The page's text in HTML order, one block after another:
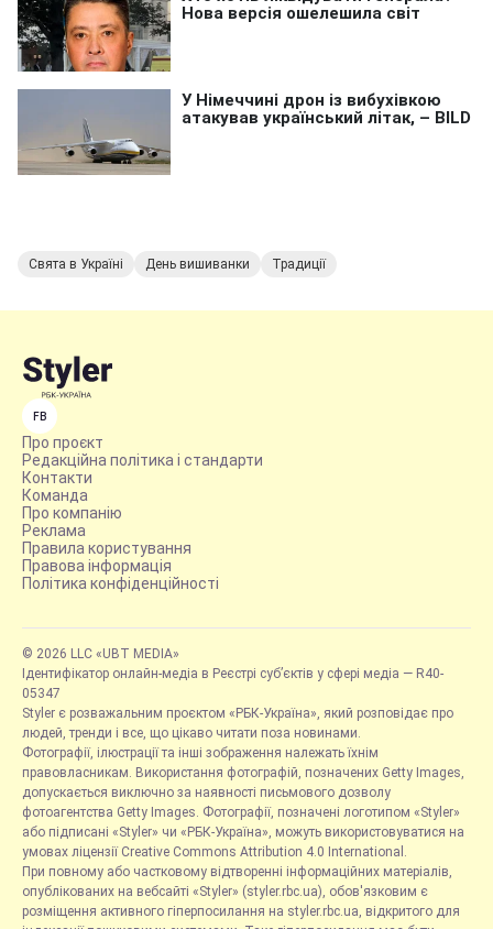
Свята в Україні День вишиванки Традиції
FB
Про проєкт
Редакційна політика і стандарти
Контакти
Команда
Про компанію
Реклама
Правила користування
Правова інформація
Політика конфіденційності
© 2026 LLC «UBT MEDIA»
Ідентифікатор онлайн-медіа в Реєстрі суб’єктів у сфері медіа — R40-
05347
Styler є розважальним проєктом «РБК-Україна», який розповідає про
людей, тренди і все, що цікаво читати поза новинами.
Фотографії, ілюстрації та інші зображення належать їхнім
правовласникам. Використання фотографій, позначених Getty Images,
допускається виключно за наявності письмового дозволу
фотоагентства Getty Images. Фотографії, позначені логотипом «Styler»
або підписані «Styler» чи «РБК-Україна», можуть використовуватися на
умовах ліцензії Creative Commons Attribution 4.0 International.
При повному або частковому відтворенні інформаційних матеріалів,
опублікованих на вебсайті «Styler» (styler.rbc.ua), обов'язковим є
розміщення активного гіперпосилання на styler.rbc.ua, відкритого для